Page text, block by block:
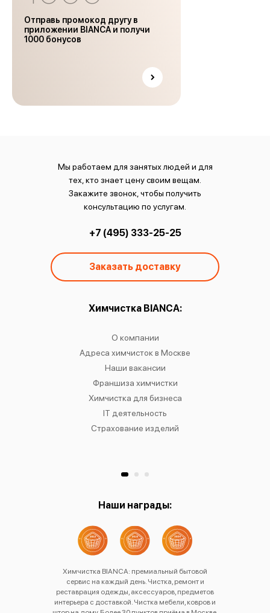
Отправь промокод другу в
приложении BIANCA и получи
1000 бонусов
Мы работаем для занятых людей и для
тех, кто знает цену своим вещам.
Закажите звонок, чтобы получить
консультацию по услугам.
+7 (495) 333-25-25
Заказать доставку
Химчистка BIANCA:
О компании
Адреса химчисток в Москве
Наши вакансии
Франшиза химчистки
Химчистка для бизнеса
IT деятельность
Страхование изделий
Наши награды:
Химчистка BIANCA: премиальный бытовой
сервис на каждый день. Чистка, ремонт и
реставрация одежды, аксессуаров, предметов
интерьера с доставкой. Чистка мебели, ковров и